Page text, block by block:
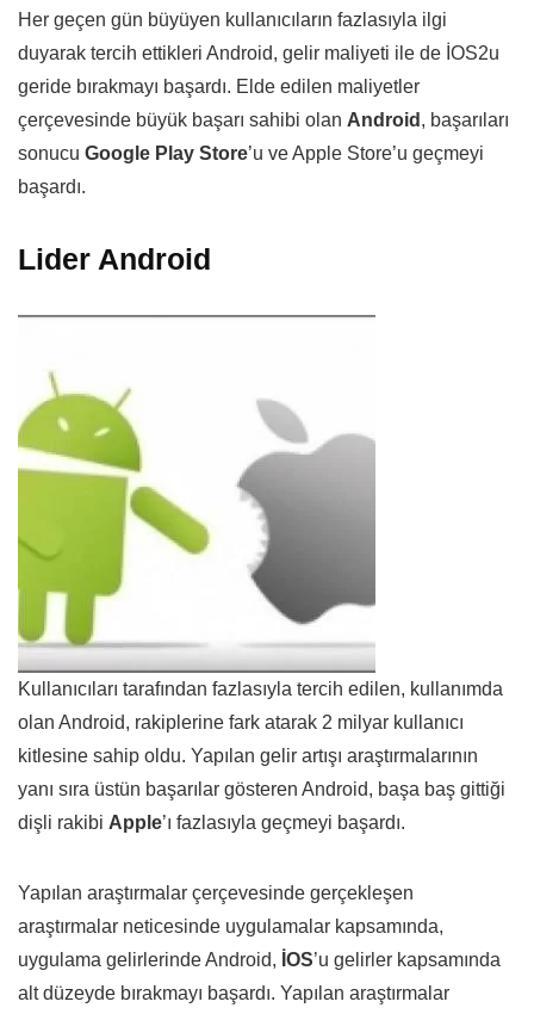
Her geçen gün büyüyen kullanıcıların fazlasıyla ilgi
duyarak tercih ettikleri Android, gelir maliyeti ile de İOS2u
geride bırakmayı başardı. Elde edilen maliyetler
çerçevesinde büyük başarı sahibi olan Android , başarıları
sonucu Google Play Store’u ve Apple Store’u geçmeyi
başardı.
Lider Android
Kullanıcıları tarafından fazlasıyla tercih edilen, kullanımda
olan Android, rakiplerine fark atarak 2 milyar kullanıcı
kitlesine sahip oldu. Yapılan gelir artışı araştırmalarının
yanı sıra üstün başarılar gösteren Android, başa baş gittiği
dişli rakibi Apple’ı fazlasıyla geçmeyi başardı.
Yapılan araştırmalar çerçevesinde gerçekleşen
araştırmalar neticesinde uygulamalar kapsamında,
uygulama gelirlerinde Android, İOS’u gelirler kapsamında
alt düzeyde bırakmayı başardı. Yapılan araştırmalar